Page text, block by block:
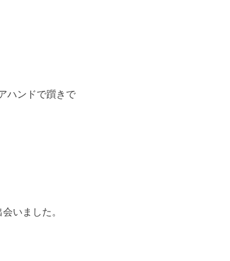
ハンドで躓きで
いました。